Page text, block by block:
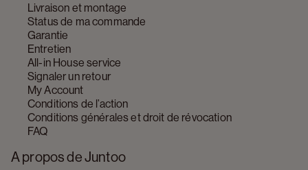
Livraison et montage
Status de ma commande
Garantie
Entretien
All-in House service
Signaler un retour
My Account
Conditions de l’action
Conditions générales et droit de révocation
FAQ
A propos de Juntoo